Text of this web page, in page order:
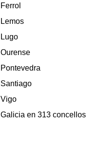
Ferrol
Lemos
Lugo
Ourense
Pontevedra
Santiago
Vigo
Galicia en 313 concellos